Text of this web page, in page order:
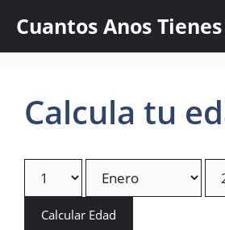
content
Cuantos Anos Tienes
Calcula tu
Calcular Edad